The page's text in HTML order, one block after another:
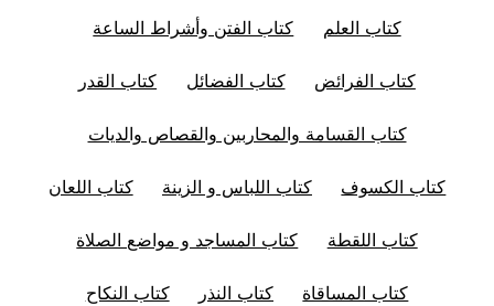
كتاب العلم كتاب الفتن وأشراط الساعة
كتاب الفرائض كتاب الفضائل كتاب القدر
كتاب القسامة والمحاربين والقصاص والديات
كتاب الكسوف كتاب اللباس و الزينة كتاب اللعان
كتاب اللقطة كتاب المساجد و مواضع الصلاة
كتاب المساقاة كتاب النذر كتاب النكاح